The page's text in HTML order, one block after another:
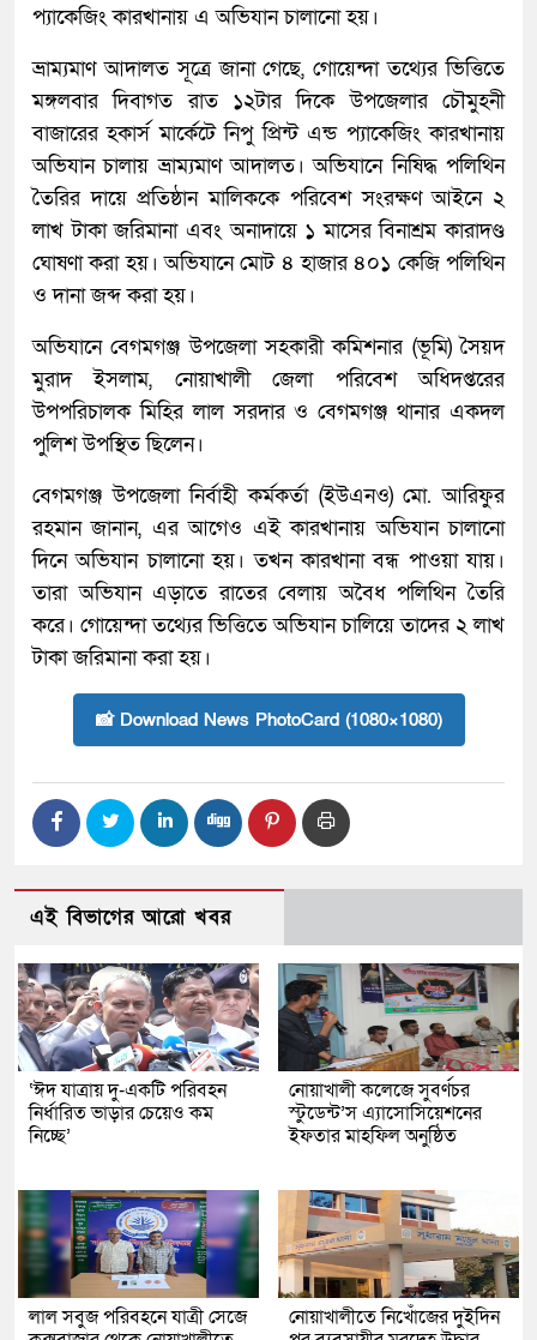
প্যাকেজিং কারখানায় এ অভিযান চালানো হয়।
ভ্রাম্যমাণ আদালত সূত্রে জানা গেছে, গোয়েন্দা তথ্যের ভিত্তিতে
মঙ্গলবার দিবাগত রাত ১২টার দিকে উপজেলার চৌমুহনী
বাজারের হকার্স মার্কেটে নিপু প্রিন্ট এন্ড প্যাকেজিং কারখানায়
অভিযান চালায় ভ্রাম্যমাণ আদালত। অভিযানে নিষিদ্ধ পলিথিন
তৈরির দায়ে প্রতিষ্ঠান মালিককে পরিবেশ সংরক্ষণ আইনে ২
লাখ টাকা জরিমানা এবং অনাদায়ে ১ মাসের বিনাশ্রম কারাদণ্ড
ঘোষণা করা হয়। অভিযানে মোট ৪ হাজার ৪০১ কেজি পলিথিন
ও দানা জব্দ করা হয়।
অভিযানে বেগমগঞ্জ উপজেলা সহকারী কমিশনার (ভূমি) সৈয়দ
মুরাদ ইসলাম, নোয়াখালী জেলা পরিবেশ অধিদপ্তরের
উপপরিচালক মিহির লাল সরদার ও বেগমগঞ্জ থানার একদল
পুলিশ উপস্থিত ছিলেন।
বেগমগঞ্জ উপজেলা নির্বাহী কর্মকর্তা (ইউএনও) মো. আরিফুর
রহমান জানান, এর আগেও এই কারখানায় অভিযান চালানো
দিনে অভিযান চালানো হয়। তখন কারখানা বন্ধ পাওয়া যায়।
তারা অভিযান এড়াতে রাতের বেলায় অবৈধ পলিথিন তৈরি
করে। গোয়েন্দা তথ্যের ভিত্তিতে অভিযান চালিয়ে তাদের ২ লাখ
টাকা জরিমানা করা হয়।
📸 Download News PhotoCard (1080×1080)
এই বিভাগের আরো খবর
‘ঈদ যাত্রায় দু-একটি পরিবহন
নির্ধারিত ভাড়ার চেয়েও কম
নিচ্ছে’
নোয়াখালী কলেজে সুবর্ণচর
স্টুডেন্ট’স এ্যাসোসিয়েশনের
ইফতার মাহফিল অনুষ্ঠিত
লাল সবুজ পরিবহনে যাত্রী সেজে
নোয়াখালীতে নিখোঁজের দুইদিন